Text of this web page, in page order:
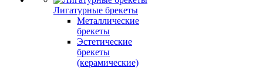
Лигатурные брекеты
Металлические
брекеты
Эстетические
брекеты
(керамические)